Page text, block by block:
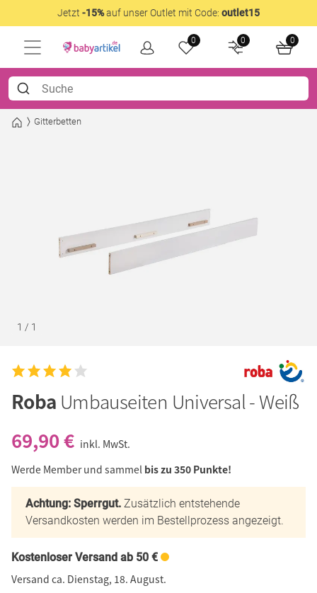
Jetzt -15%auf unser Outlet mit Code: outlet15
0 0 0
Gitterbetten
1 / 1
Roba Umbauseiten Universal - Weiß
69,90 € inkl. MwSt.
Werde Member und sammel bis zu 350 Punkte!
Achtung: Sperrgut. Zusätzlich entstehende
Versandkosten werden im Bestellprozess angezeigt.
Kostenloser Versand ab 50 €
Versand ca. Dienstag, 18. August.